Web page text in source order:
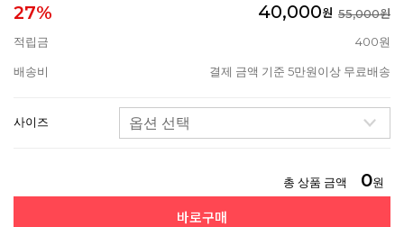
27% 40,000원 55,000원
적립금
400원
배송비 결제 금액 기준 5만원이상 무료배송
사이즈
총 상품 금액 0원
바로구매